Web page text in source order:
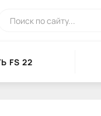
FS 22